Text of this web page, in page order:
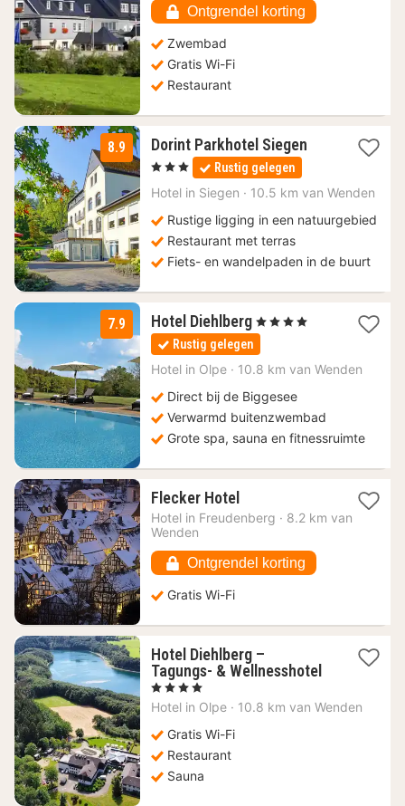
€
Ontgrendel korting
Zwembad
Gratis Wi-Fi
Restaurant
8.9 Dorint Parkhotel Siegen1
84,11
, 3 Sterren Rustig gelegen
Hotel in Siegen · 10.5 km van Wenden
Rustige ligging in een natuurgebied
Restaurant met terras
Fiets- en wandelpaden in de buurt
7.9 Hotel Diehlberg 1
nacht
vanaf
163,77
, 4 Sterren
Rustig gelegen
Hotel in Olpe · 10.8 km van Wenden
Direct bij de Biggesee
Verwarmd buitenzwembad
Grote spa, sauna en fitnessruimte
Flecker Hotel1
nacht
vanaf
€
Hotel in Freudenberg · 8.2 km van
Wenden
Ontgrendel korting
Gratis Wi-Fi
Hotel Diehlberg –
Tagungs- & Wellnesshotel1
vanaf
, 4 Sterren
Hotel in Olpe · 10.8 km van Wenden
Gratis Wi-Fi
Restaurant
Sauna